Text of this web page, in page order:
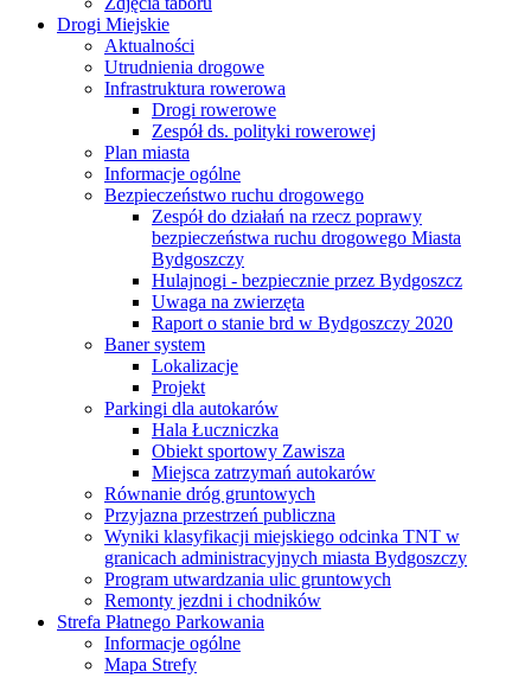
Drogi Miejskie
Aktualności
Utrudnienia drogowe
Infrastruktura rowerowa
Drogi rowerowe
Zespół ds. polityki rowerowej
Plan miasta
Informacje ogólne
Bezpieczeństwo ruchu drogowego
Zespół do działań na rzecz poprawy
bezpieczeństwa ruchu drogowego Miasta
Bydgoszczy
Hulajnogi - bezpiecznie przez Bydgoszcz
Uwaga na zwierzęta
Raport o stanie brd w Bydgoszczy 2020
Baner system
Lokalizacje
Projekt
Parkingi dla autokarów
Hala Łuczniczka
Obiekt sportowy Zawisza
Miejsca zatrzymań autokarów
Równanie dróg gruntowych
Przyjazna przestrzeń publiczna
Wyniki klasyfikacji miejskiego odcinka TNT w
granicach administracyjnych miasta Bydgoszczy
Program utwardzania ulic gruntowych
Remonty jezdni i chodników
Strefa Płatnego Parkowania
Informacje ogólne
Mapa Strefy